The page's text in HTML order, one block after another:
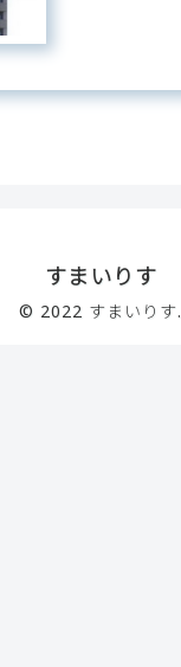
すまいりす
© 2022 すまいりす.